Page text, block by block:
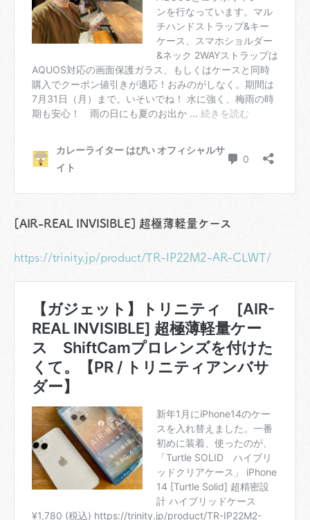
[AIR-REAL INVISIBLE] 超極薄軽量ケース
https://trinity.jp/product/TR-IP22M2-AR-CLWT/